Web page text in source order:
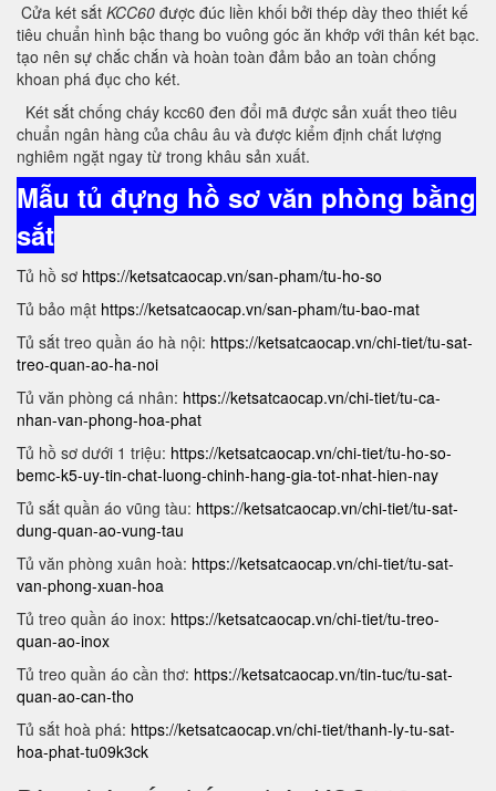
Cửa két sắt KCC60 được đúc liền khối bởi thép dày theo thiết kế
tiêu chuẩn hình bậc thang bo vuông góc ăn khớp với thân két bạc.
tạo nên sự chắc chắn và hoàn toàn đảm bảo an toàn chống
khoan phá đục cho két.
Két sắt chống cháy kcc60 đen đổi mã được sản xuất theo tiêu
chuẩn ngân hàng của châu âu và được kiểm định chất lượng
nghiêm ngặt ngay từ trong khâu sản xuất.
Mẫu tủ đựng hồ sơ văn phòng bằng
sắt
Tủ hồ sơ https://ketsatcaocap.vn/san-pham/tu-ho-so
Tủ bảo mật https://ketsatcaocap.vn/san-pham/tu-bao-mat
Tủ sắt treo quần áo hà nội: https://ketsatcaocap.vn/chi-tiet/tu-sat-
treo-quan-ao-ha-noi
Tủ văn phòng cá nhân: https://ketsatcaocap.vn/chi-tiet/tu-ca-
nhan-van-phong-hoa-phat
Tủ hồ sơ dưới 1 triệu: https://ketsatcaocap.vn/chi-tiet/tu-ho-so-
bemc-k5-uy-tin-chat-luong-chinh-hang-gia-tot-nhat-hien-nay
Tủ sắt quần áo vũng tàu: https://ketsatcaocap.vn/chi-tiet/tu-sat-
dung-quan-ao-vung-tau
Tủ văn phòng xuân hoà: https://ketsatcaocap.vn/chi-tiet/tu-sat-
van-phong-xuan-hoa
Tủ treo quần áo inox: https://ketsatcaocap.vn/chi-tiet/tu-treo-
quan-ao-inox
Tủ treo quần áo cần thơ: https://ketsatcaocap.vn/tin-tuc/tu-sat-
quan-ao-can-tho
Tủ sắt hoà phá: https://ketsatcaocap.vn/chi-tiet/thanh-ly-tu-sat-
hoa-phat-tu09k3ck